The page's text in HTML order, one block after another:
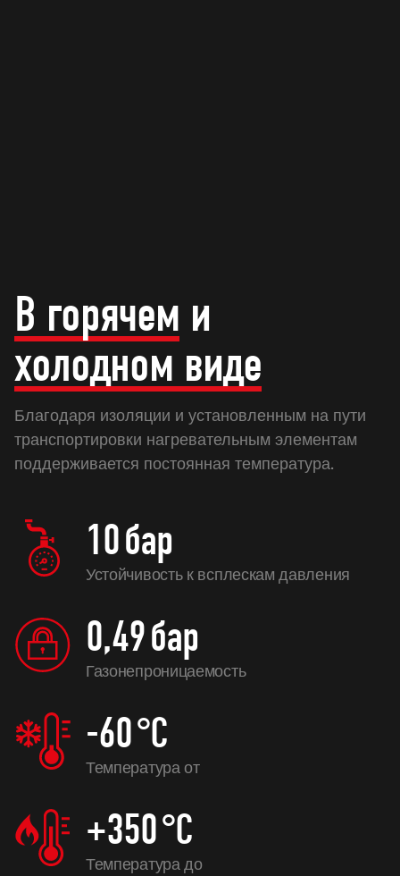
В горячем и
холодном виде
Благодаря изоляции и установленным на пути
транспортировки нагревательным элементам
поддерживается постоянная температура.
10бар
Устойчивость к всплескам давления
0,49бар
Газонепроницаемость
-60°C
Температура от
+350°C
Температура до